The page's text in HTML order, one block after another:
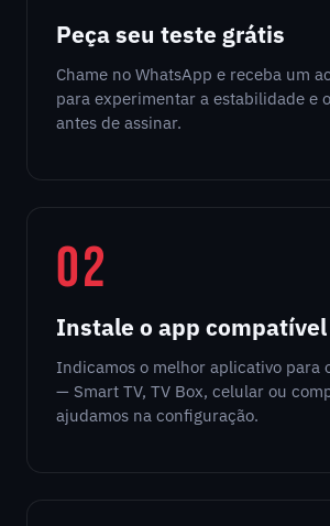
Peça seu teste grátis
Chame no WhatsApp e receba um
para experimentar a estabilidade e
antes de assinar.
02
Instale o app compatível
Indicamos o melhor aplicativo para
— Smart TV, TV Box, celular ou
ajudamos na configuração.